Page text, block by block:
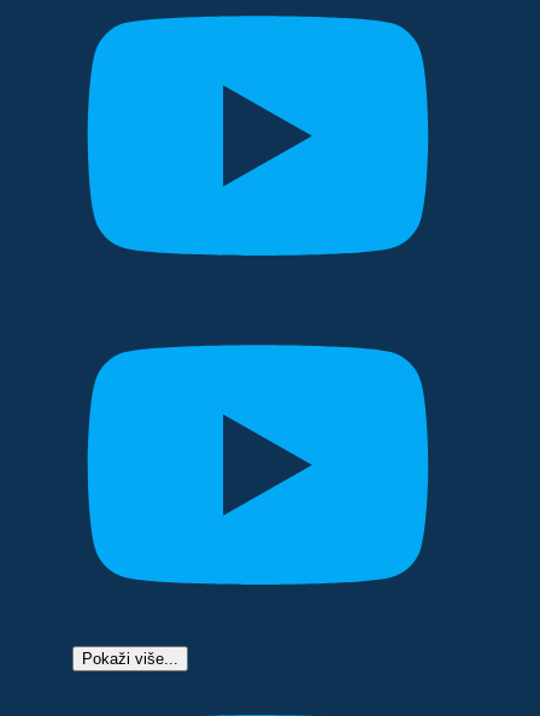
Pokaži više...